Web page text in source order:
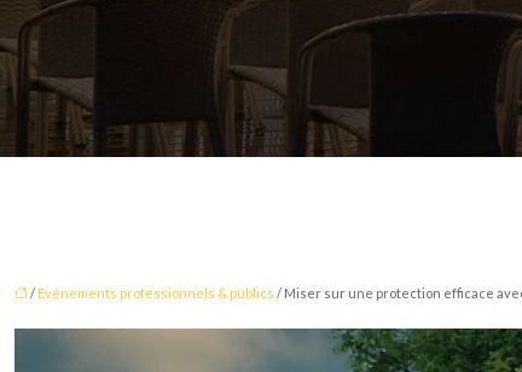
/ Evènements professionnels & publics / Miser sur une protection efficace